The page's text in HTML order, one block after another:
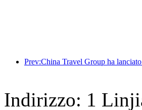
Indirizzo: 1